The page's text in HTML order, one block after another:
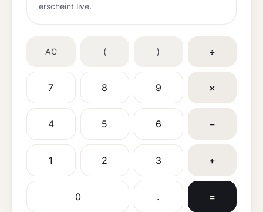
erscheint live.
AC ( ) ÷
7 8 9 ×
4 5 6 −
1 2 3 +
0 . =